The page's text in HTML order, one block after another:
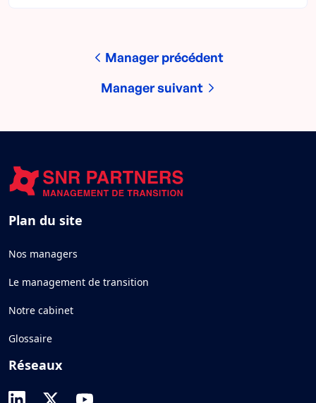
Manager précédent
Manager suivant
Plan du site
Nos managers
Le management de transition
Notre cabinet
Glossaire
Réseaux